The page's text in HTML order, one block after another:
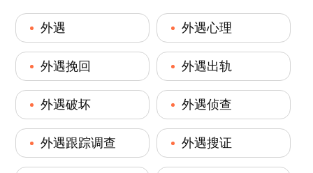
外遇 外遇心理
外遇挽回 外遇出轨
外遇破坏 外遇侦查
外遇跟踪调查 外遇搜证